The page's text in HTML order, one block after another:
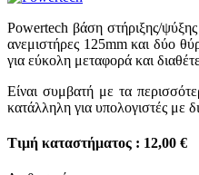
Powertech βάση στήριξης/
ανεμιστήρες 125mm και δύο
για εύκολη μεταφορά και
Είναι συμβατή με τα
κατάλληλη για υπολογιστές με
Τιμή καταστήματος : 12,00 €